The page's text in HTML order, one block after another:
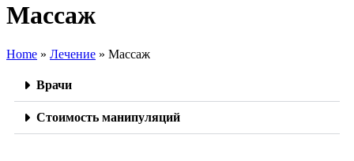
Массаж
Home » Лечение » Массаж
Врачи
Стоимость манипуляций